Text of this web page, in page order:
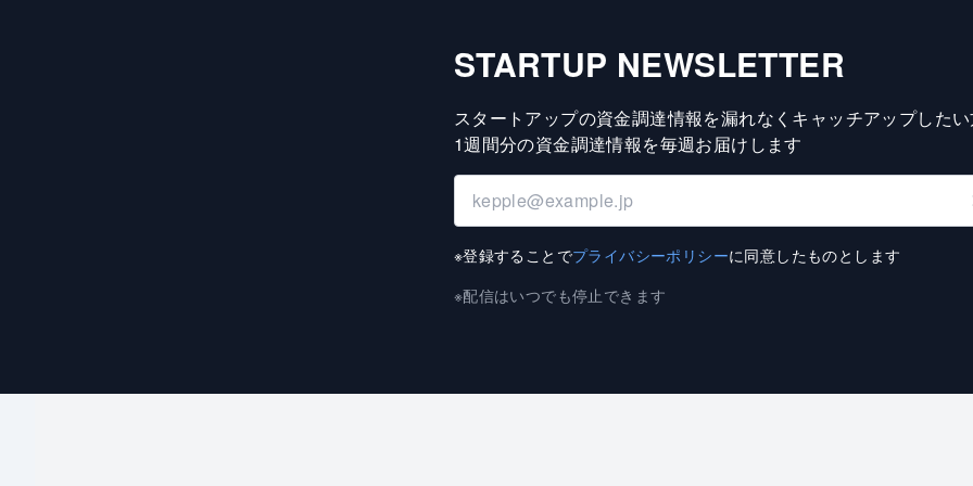
STARTUP NEWSLETTER
スタートアップの資金調達情報を漏れなくキャッチアップした
1週間分の資金調達情報を毎週お届けします
※登録することでプライバシーポリシーに同意したものとします
※配信はいつでも停止できます